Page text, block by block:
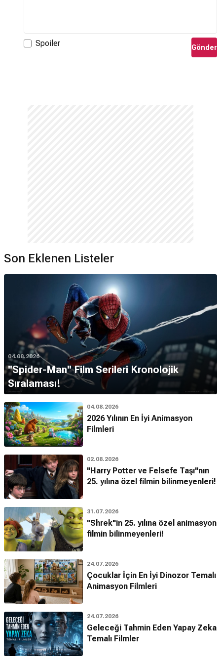
Spoiler Gönder
Son Eklenen Listeler
04.08.2026
''Spider-Man'' Film Serileri Kronolojik
Sıralaması!
04.08.2026
2026 Yılının En İyi Animasyon
Filmleri
02.08.2026
"Harry Potter ve Felsefe Taşı"nın
25. yılına özel filmin bilinmeyenleri!
31.07.2026
"Shrek"in 25. yılına özel animasyon
filmin bilinmeyenleri!
24.07.2026
Çocuklar İçin En İyi Dinozor Temalı
Animasyon Filmleri
24.07.2026
Geleceği Tahmin Eden Yapay Zeka
Temalı Filmler